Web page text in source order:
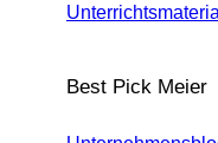
Unterrichtsmaterial
Best Pick Meier